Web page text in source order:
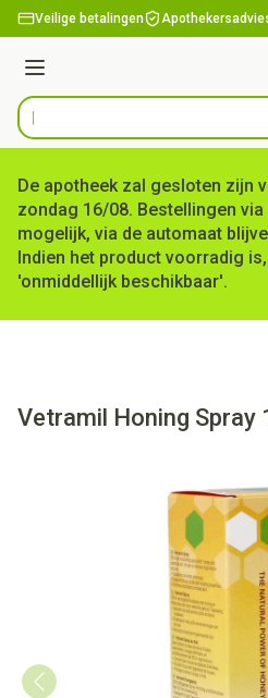
Ga naar de inhoud
Veilige betalingen
Menu
Product, merk, categorie...
De apotheek zal gesloten zijn
zondag 16/08. Bestellingen
mogelijk, via de automaat
Indien het product voorradig
'onmiddellijk beschikbaar'.
Vetramil Honing Spray